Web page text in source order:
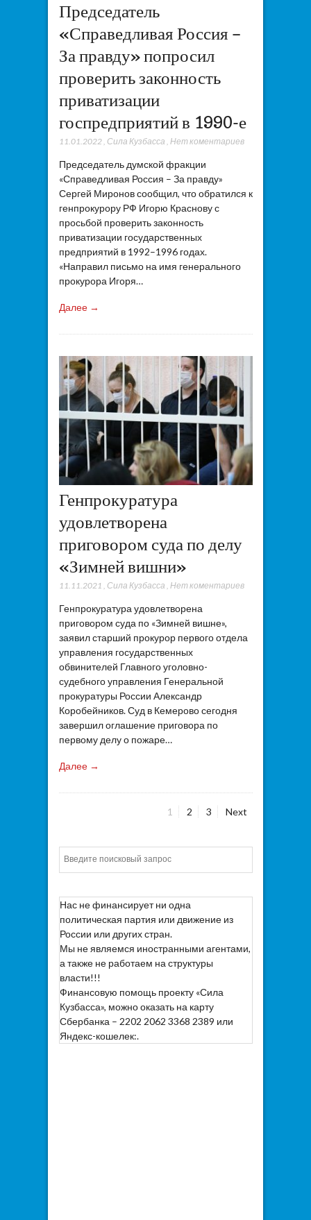
Председатель
«Справедливая Россия –
За правду» попросил
проверить законность
приватизации
госпредприятий в 1990-е
11.01.2022, Сила Кузбасса , Нет коментариев
Председатель думской фракции
«Справедливая Россия – За правду»
Сергей Миронов сообщил, что обратился к
генпрокурору РФ Игорю Краснову с
просьбой проверить законность
приватизации государственных
предприятий в 1992–1996 годах.
«Направил письмо на имя генерального
прокурора Игоря…
Далее →
Генпрокуратура
удовлетворена
приговором суда по делу
«Зимней вишни»
11.11.2021 Сила Кузбасса Нет коментариев
Генпрокуратура удовлетворена
приговором суда по «Зимней вишне»,
заявил старший прокурор первого отдела
управления государственных
обвинителей Главного уголовно-
судебного управления Генеральной
прокуратуры России Александр
Коробейников. Суд в Кемерово сегодня
завершил оглашение приговора по
первому делу о пожаре…
Далее →
записей
Page
1 Page
2 Page
3 Next
Нас не финансирует ни одна
политическая партия или движение из
России или других стран.
Мы не являемся иностранными агентами,
а также не работаем на структуры
власти!!!
Финансовую помощь проекту «Сила
Кузбасса», можно оказать на карту
Сбербанка – 2202 2062 3368 2389 или
Яндекс-кошелек:.